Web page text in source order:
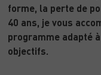
forme, la perte de
40 ans, je vous
programme adapté
objectifs.